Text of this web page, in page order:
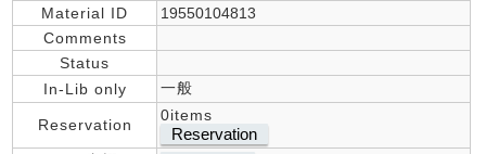
Material ID
19550104813
Comments
Status
In-Lib only
一般
Reservation
0items
Reservation